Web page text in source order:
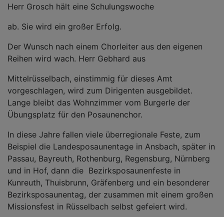
Herr Grosch hält eine Schulungswoche
ab. Sie wird ein großer Erfolg.
Der Wunsch nach einem Chorleiter aus den eigenen
Reihen wird wach. Herr Gebhard aus
Mittelrüsselbach, einstimmig für dieses Amt
vorgeschlagen, wird zum Dirigenten ausgebildet.
Lange bleibt das Wohnzimmer vom Burgerle der
Übungsplatz für den Posaunenchor.
In diese Jahre fallen viele überregionale Feste, zum
Beispiel die Landesposaunentage in Ansbach, später in
Passau, Bayreuth, Rothenburg, Regensburg, Nürnberg
und in Hof, dann die Bezirksposaunenfeste in
Kunreuth, Thuisbrunn, Gräfenberg und ein besonderer
Bezirksposaunentag, der zusammen mit einem großen
Missionsfest in Rüsselbach selbst gefeiert wird.